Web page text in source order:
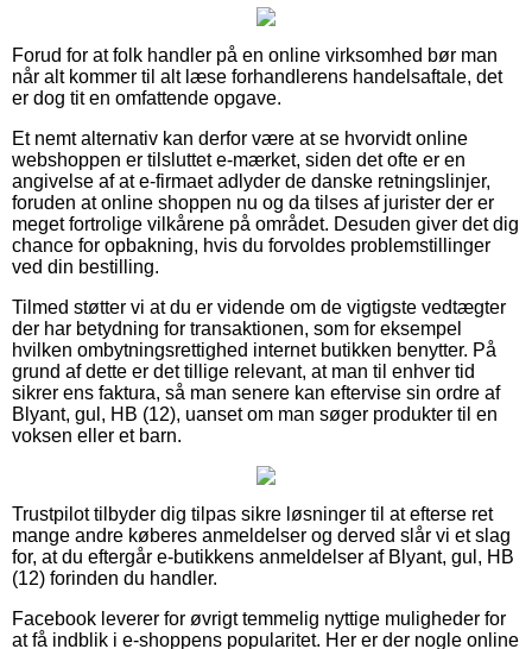
Forud for at folk handler på en online virksomhed bør man
når alt kommer til alt læse forhandlerens handelsaftale, det
er dog tit en omfattende opgave.
Et nemt alternativ kan derfor være at se hvorvidt online
webshoppen er tilsluttet e-mærket, siden det ofte er en
angivelse af at e-firmaet adlyder de danske retningslinjer,
foruden at online shoppen nu og da tilses af jurister der er
meget fortrolige vilkårene på området. Desuden giver det dig
chance for opbakning, hvis du forvoldes problemstillinger
ved din bestilling.
Tilmed støtter vi at du er vidende om de vigtigste vedtægter
der har betydning for transaktionen, som for eksempel
hvilken ombytningsrettighed internet butikken benytter. På
grund af dette er det tillige relevant, at man til enhver tid
sikrer ens faktura, så man senere kan eftervise sin ordre af
Blyant, gul, HB (12), uanset om man søger produkter til en
voksen eller et barn.
Trustpilot tilbyder dig tilpas sikre løsninger til at efterse ret
mange andre køberes anmeldelser og derved slår vi et slag
for, at du eftergår e-butikkens anmeldelser af Blyant, gul, HB
(12) forinden du handler.
Facebook leverer for øvrigt temmelig nyttige muligheder for
at få indblik i e-shoppens popularitet. Her er der nogle online